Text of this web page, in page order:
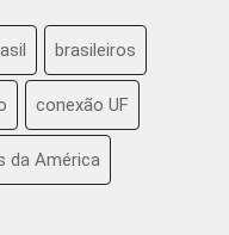
brasileiros
conexão UF
da América